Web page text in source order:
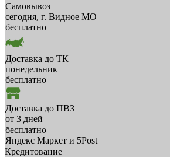
Самовывоз
сегодня, г. Видное МО
бесплатно
Доставка до ТК
понедельник
бесплатно
Доставка до ПВЗ
от 3 дней
бесплатно
Яндекс Маркет и 5Post
Кредитование